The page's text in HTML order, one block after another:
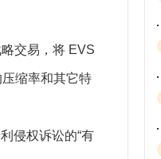
交易，将 EVS
缩率和其它特
侵权诉讼的“有